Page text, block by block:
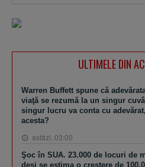
ULTIMELE DIN
Warren Buffett spune că
viaţă se rezumă la un singur
singur lucru va conta cu
acesta?
astăzi, 03:00
Şoc în SUA. 23.000 de locuri de
deşi se estima o creştere de